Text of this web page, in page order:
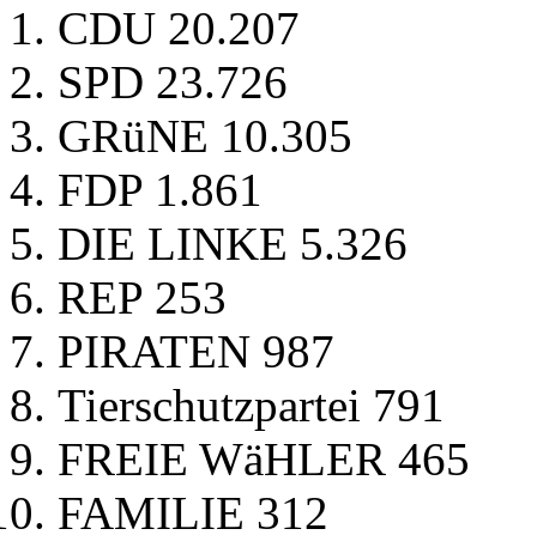
CDU 20.207
SPD 23.726
GRüNE 10.305
FDP 1.861
DIE LINKE 5.326
REP 253
PIRATEN 987
Tierschutzpartei 791
FREIE WäHLER 465
FAMILIE 312